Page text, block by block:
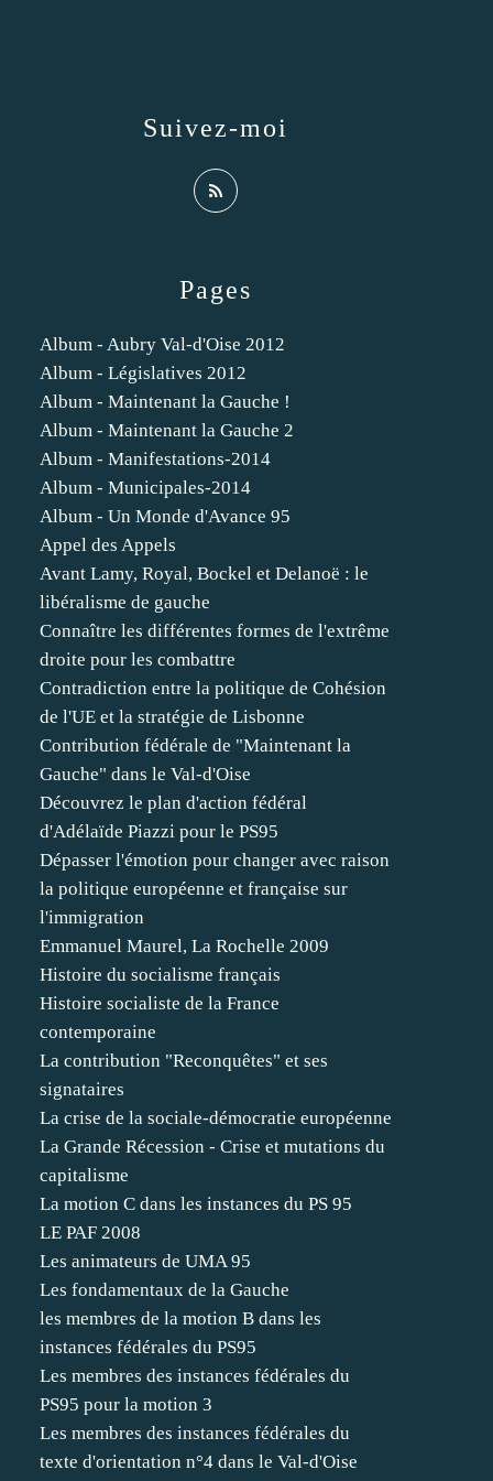
Pages
Album - Aubry Val-d'Oise 2012
Album - Législatives 2012
Album - Maintenant la Gauche !
Album - Maintenant la Gauche 2
Album - Manifestations-2014
Album - Municipales-2014
Album - Un Monde d'Avance 95
Appel des Appels
Avant Lamy, Royal, Bockel et Delanoë : le
libéralisme de gauche
Connaître les différentes formes de l'extrême
droite pour les combattre
Contradiction entre la politique de Cohésion
de l'UE et la stratégie de Lisbonne
Contribution fédérale de "Maintenant la
Gauche" dans le Val-d'Oise
Découvrez le plan d'action fédéral
d'Adélaïde Piazzi pour le PS95
Dépasser l'émotion pour changer avec raison
la politique européenne et française sur
l'immigration
Emmanuel Maurel, La Rochelle 2009
Histoire du socialisme français
Histoire socialiste de la France
contemporaine
La contribution "Reconquêtes" et ses
signataires
La crise de la sociale-démocratie européenne
La Grande Récession - Crise et mutations du
capitalisme
La motion C dans les instances du PS 95
LE PAF 2008
Les animateurs de UMA 95
Les fondamentaux de la Gauche
les membres de la motion B dans les
instances fédérales du PS95
Les membres des instances fédérales du
PS95 pour la motion 3
Les membres des instances fédérales du
texte d'orientation n°4 dans le Val-d'Oise
Suivez-moi